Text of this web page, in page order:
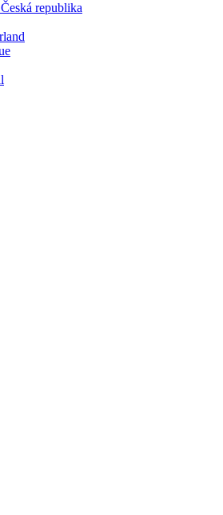
Česká republika